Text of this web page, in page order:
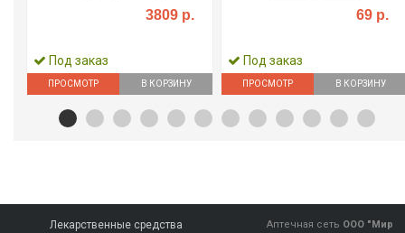
3809 р.
Под заказ
ПРОСМОТР В КОРЗИНУ
69 р.
Под заказ
ПРОСМОТР В КОРЗИНУ
Лекарственные средства Аптечная сеть ООО "Мир